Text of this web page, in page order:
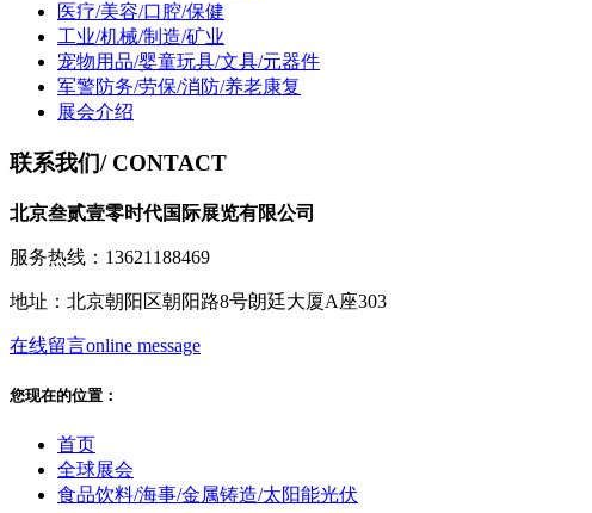
医疗/美容/口腔/保健
工业/机械/制造/矿业
宠物用品/婴童玩具/文具/元器件
军警防务/劳保/消防/养老康复
展会介绍
联系我们/ CONTACT
北京叁贰壹零时代国际展览有限公司
服务热线：13621188469
地址：北京朝阳区朝阳路8号朗廷大厦A座303
在线留言online message
您现在的位置：
首页
全球展会
食品饮料/海事/金属铸造/太阳能光伏